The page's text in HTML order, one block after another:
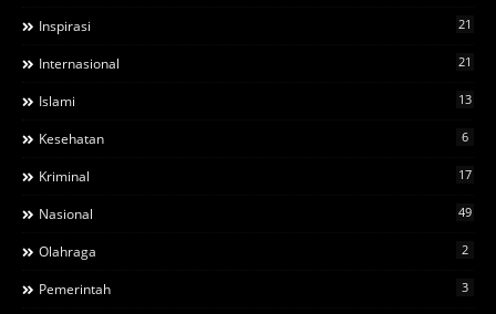
Inspirasi 21
Internasional 21
Islami 13
Kesehatan 6
Kriminal 17
Nasional 49
Olahraga 2
Pemerintah 3